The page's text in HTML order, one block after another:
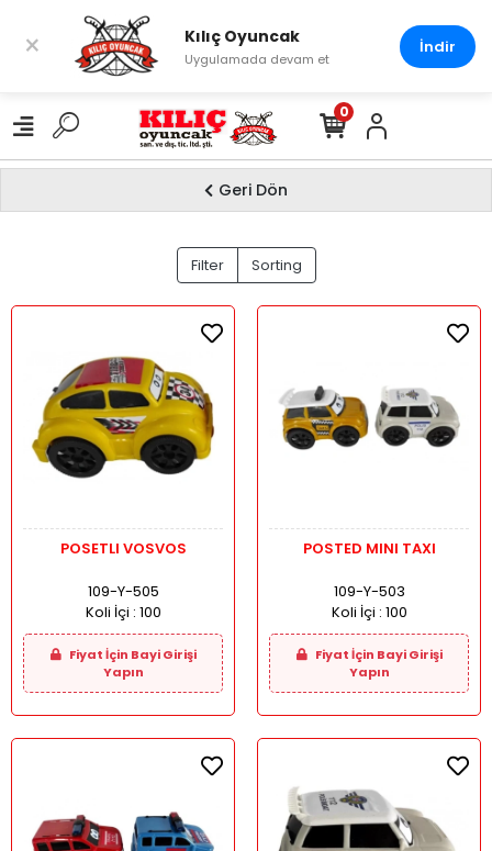
0
Geri Dön
Filter Sorting
POSETLI VOSVOS
109-Y-505
Koli İçi : 100
Fiyat İçin Bayi Girişi
Yapın
POSTED MINI TAXI
109-Y-503
Koli İçi : 100
Fiyat İçin Bayi Girişi
Yapın
× Kılıç Oyuncak
Uygulamada devam et
İndir